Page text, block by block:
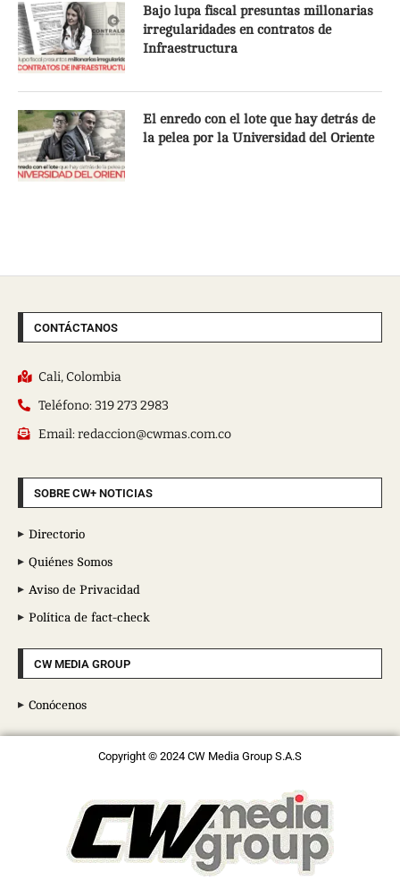
Bajo lupa fiscal presuntas millonarias
irregularidades en contratos de
Infraestructura
El enredo con el lote que hay detrás de
la pelea por la Universidad del Oriente
CONTÁCTANOS
Cali, Colombia
Teléfono: 319 273 2983
Email: redaccion@cwmas.com.co
SOBRE CW+ NOTICIAS
Directorio
Quiénes Somos
Aviso de Privacidad
Política de fact-check
CW MEDIA GROUP
Conócenos
Copyright © 2024 CW Media Group S.A.S